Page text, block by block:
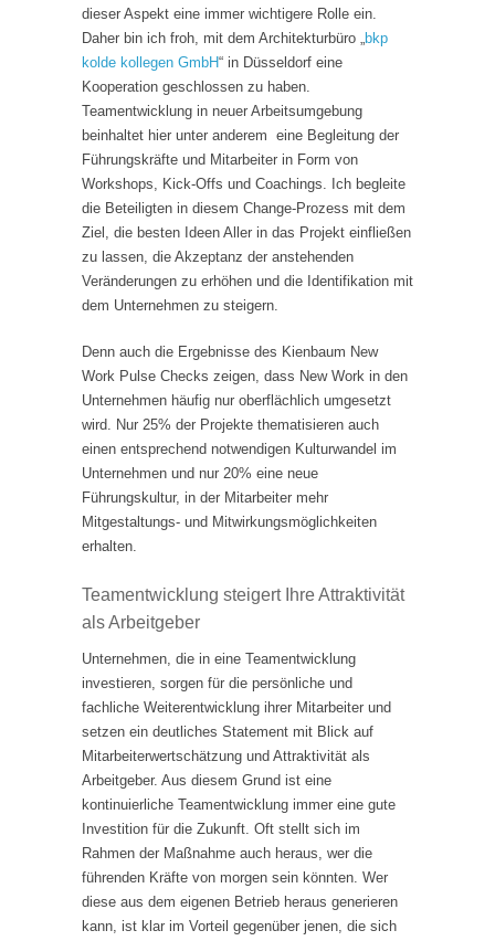
dieser Aspekt eine immer wichtigere Rolle ein.
Daher bin ich froh, mit dem Architekturbüro „bkp
kolde kollegen GmbH“ in Düsseldorf eine
Kooperation geschlossen zu haben.
Teamentwicklung in neuer Arbeitsumgebung
beinhaltet hier unter anderem eine Begleitung der
Führungskräfte und Mitarbeiter in Form von
Workshops, Kick-Offs und Coachings. Ich begleite
die Beteiligten in diesem Change-Prozess mit dem
Ziel, die besten Ideen Aller in das Projekt einfließen
zu lassen, die Akzeptanz der anstehenden
Veränderungen zu erhöhen und die Identifikation mit
dem Unternehmen zu steigern.
Denn auch die Ergebnisse des Kienbaum New
Work Pulse Checks zeigen, dass New Work in den
Unternehmen häufig nur oberflächlich umgesetzt
wird. Nur 25% der Projekte thematisieren auch
einen entsprechend notwendigen Kulturwandel im
Unternehmen und nur 20% eine neue
Führungskultur, in der Mitarbeiter mehr
Mitgestaltungs- und Mitwirkungsmöglichkeiten
erhalten.
Teamentwicklung steigert Ihre Attraktivität
als Arbeitgeber
Unternehmen, die in eine Teamentwicklung
investieren, sorgen für die persönliche und
fachliche Weiterentwicklung ihrer Mitarbeiter und
setzen ein deutliches Statement mit Blick auf
Mitarbeiterwertschätzung und Attraktivität als
Arbeitgeber. Aus diesem Grund ist eine
kontinuierliche Teamentwicklung immer eine gute
Investition für die Zukunft. Oft stellt sich im
Rahmen der Maßnahme auch heraus, wer die
führenden Kräfte von morgen sein könnten. Wer
diese aus dem eigenen Betrieb heraus generieren
kann, ist klar im Vorteil gegenüber jenen, die sich